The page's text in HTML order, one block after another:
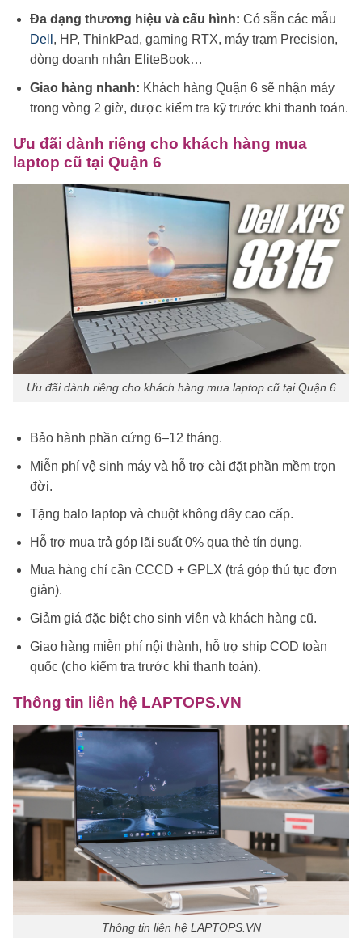
Đa dạng thương hiệu và cấu hình: Có sẵn các mẫu
Dell , HP, ThinkPad, gaming RTX, máy trạm Precision,
dòng doanh nhân EliteBook…
Giao hàng nhanh: Khách hàng Quận 6 sẽ nhận máy
trong vòng 2 giờ, được kiểm tra kỹ trước khi thanh toán.
Ưu đãi dành riêng cho khách hàng mua
laptop cũ tại Quận 6
Ưu đãi dành riêng cho khách hàng mua laptop cũ tại Quận 6
Bảo hành phần cứng 6–12 tháng.
Miễn phí vệ sinh máy và hỗ trợ cài đặt phần mềm trọn
đời.
Tặng balo laptop và chuột không dây cao cấp.
Hỗ trợ mua trả góp lãi suất 0% qua thẻ tín dụng.
Mua hàng chỉ cần CCCD + GPLX (trả góp thủ tục đơn
giản).
Giảm giá đặc biệt cho sinh viên và khách hàng cũ.
Giao hàng miễn phí nội thành, hỗ trợ ship COD toàn
quốc (cho kiểm tra trước khi thanh toán).
Thông tin liên hệ LAPTOPS.VN
Thông tin liên hệ LAPTOPS.VN